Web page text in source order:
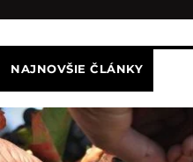
NAJNOVŠIE ČLÁNKY